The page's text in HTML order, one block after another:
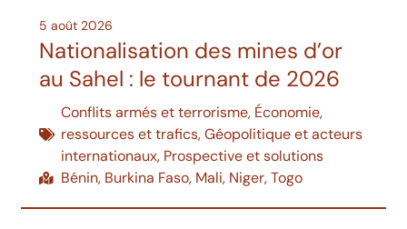
5 août 2026
Nationalisation des mines d’or
au Sahel : le tournant de 2026
Conflits armés et terrorisme, Économie,
ressources et trafics,Géopolitique et acteurs
internationaux, Prospective et solutions
Bénin, Burkina Faso, Mali, Niger,Togo